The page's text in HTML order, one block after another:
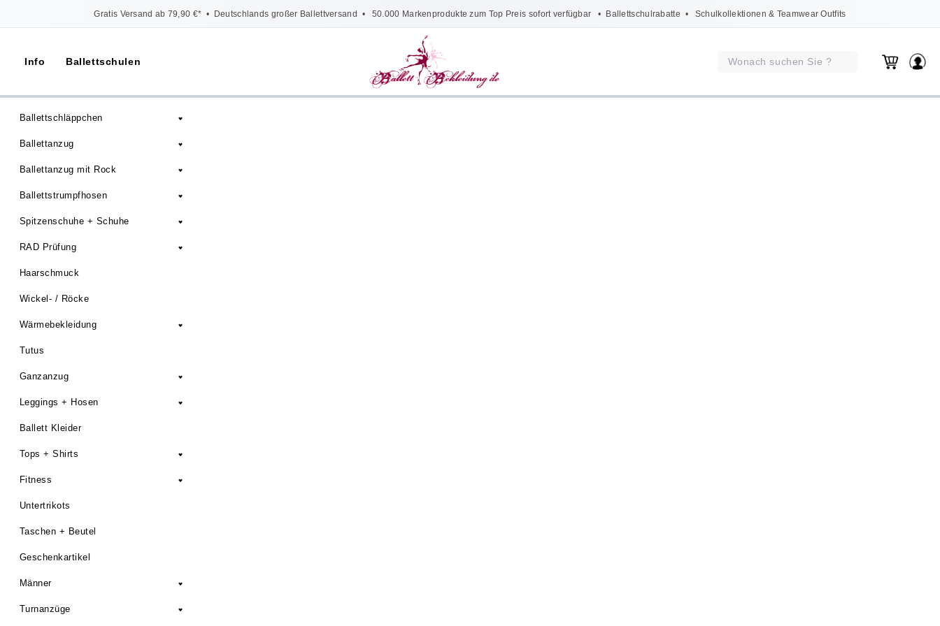
Gratis Versand ab 79,90 €* • Deutschlands großer Ballettversand • 50.000 Markenprodukte zum Top Preis sofort verfügbar • Ballettschulrabatte • Schulkollektionen & Teamwear Outfits
Info Ballettschulen
Ballettschläppchen
Ballettanzug
Ballettanzug mit Rock
Ballettstrumpfhosen
Spitzenschuhe + Schuhe
RAD Prüfung
Haarschmuck
Wickel- / Röcke
Wärmebekleidung
Tutus
Ganzanzug
Leggings + Hosen
Ballett Kleider
Tops + Shirts
Fitness
Untertrikots
Taschen + Beutel
Geschenkartikel
Männer
Turnanzüge